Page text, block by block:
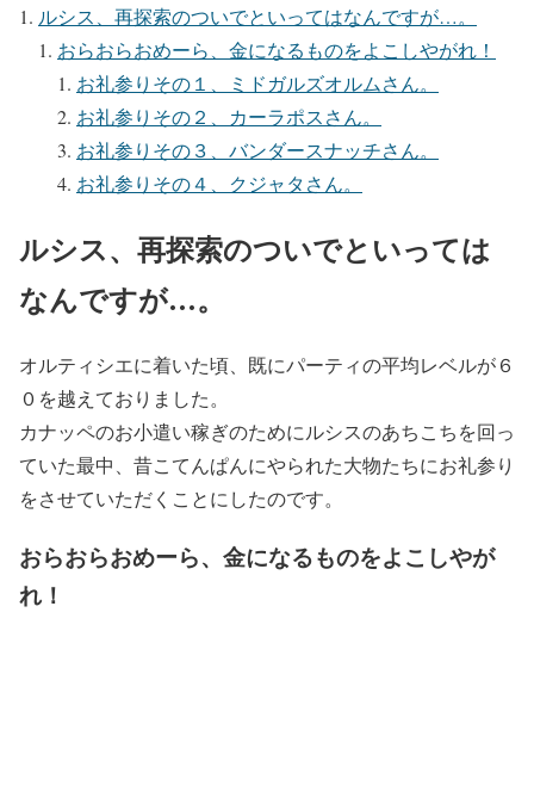
ルシス、再探索のついでといってはなんですが…。
おらおらおめーら、金になるものをよこしやがれ！
お礼参りその１、ミドガルズオルムさん。
お礼参りその２、カーラポスさん。
お礼参りその３、バンダースナッチさん。
お礼参りその４、クジャタさん。
ルシス、再探索のついでといっては
なんですが…。
オルティシエに着いた頃、既にパーティの平均レベルが６
０を越えておりました。
カナッペのお小遣い稼ぎのためにルシスのあちこちを回っ
ていた最中、昔こてんぱんにやられた大物たちにお礼参り
をさせていただくことにしたのです。
おらおらおめーら、金になるものをよこしやが
れ！